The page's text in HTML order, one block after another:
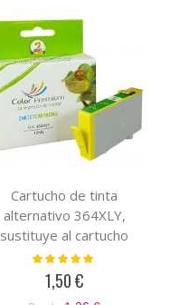
Cartucho de tinta
alternativo 364XLY,
sustituye al cartucho
original amarillo
CB320EE-CB325EE
Valoración:
1,50 €